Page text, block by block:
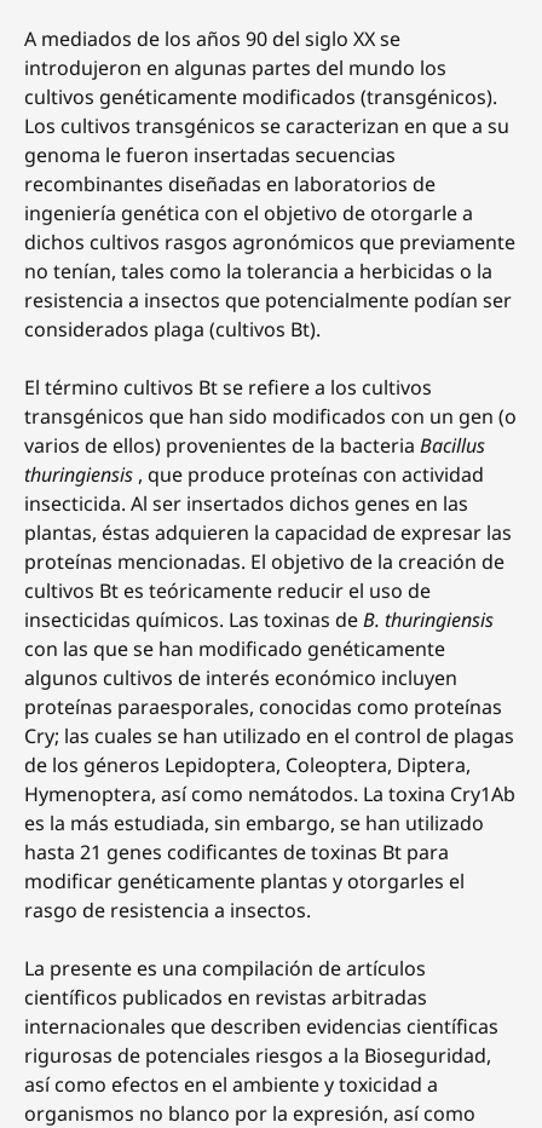
A mediados de los años 90 del siglo XX se
introdujeron en algunas partes del mundo los
cultivos genéticamente modificados (transgénicos).
Los cultivos transgénicos se caracterizan en que a su
genoma le fueron insertadas secuencias
recombinantes diseñadas en laboratorios de
ingeniería genética con el objetivo de otorgarle a
dichos cultivos rasgos agronómicos que previamente
no tenían, tales como la tolerancia a herbicidas o la
resistencia a insectos que potencialmente podían ser
considerados plaga (cultivos Bt).
El término cultivos Bt se refiere a los cultivos
transgénicos que han sido modificados con un gen (o
varios de ellos) provenientes de la bacteria Bacillus
thuringiensis , que produce proteínas con actividad
insecticida. Al ser insertados dichos genes en las
plantas, éstas adquieren la capacidad de expresar las
proteínas mencionadas. El objetivo de la creación de
cultivos Bt es teóricamente reducir el uso de
insecticidas químicos. Las toxinas deB. thuringiensis
con las que se han modificado genéticamente
algunos cultivos de interés económico incluyen
proteínas paraesporales, conocidas como proteínas
Cry; las cuales se han utilizado en el control de plagas
de los géneros Lepidoptera, Coleoptera, Diptera,
Hymenoptera, así como nemátodos. La toxina Cry1Ab
es la más estudiada, sin embargo, se han utilizado
hasta 21 genes codificantes de toxinas Bt para
modificar genéticamente plantas y otorgarles el
rasgo de resistencia a insectos.
La presente es una compilación de artículos
científicos publicados en revistas arbitradas
internacionales que describen evidencias científicas
rigurosas de potenciales riesgos a la Bioseguridad,
así como efectos en el ambiente y toxicidad a
organismos no blanco por la expresión, así como